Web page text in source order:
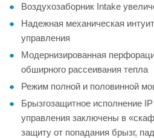
Воздухозаборник Intake
Надежная механическая
управления
Модернизированная
обширного рассеивания тепла
Режим полной и половинной
Брызгозащитное исполнение
управления заключены в
защиту от попадания брызг,